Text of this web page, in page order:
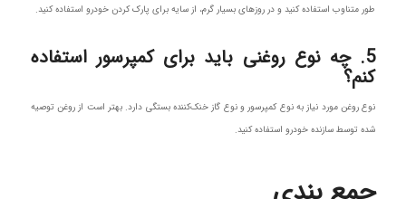
طور متناوب استفاده کنید و در روزهای بسیار گرم، از سایه برای پارک کردن خودرو استفاده کنید.
5. چه نوع روغنی باید برای کمپرسور استفاده
کنم؟
نوع روغن مورد نیاز به نوع کمپرسور و نوع گاز خنک‌کننده بستگی دارد. بهتر است از روغن توصیه
شده توسط سازنده خودرو استفاده کنید.